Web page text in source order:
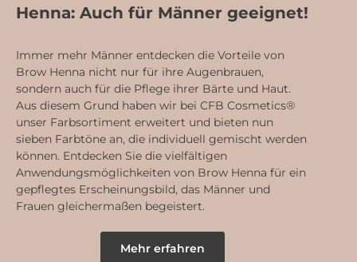
Henna: Auch für Männer geeignet!
Immer mehr Männer entdecken die Vorteile von
Brow Henna nicht nur für ihre Augenbrauen,
sondern auch für die Pflege ihrer Bärte und Haut.
Aus diesem Grund haben wir bei CFB Cosmetics®
unser Farbsortiment erweitert und bieten nun
sieben Farbtöne an, die individuell gemischt werden
können. Entdecken Sie die vielfältigen
Anwendungsmöglichkeiten von Brow Henna für ein
gepflegtes Erscheinungsbild, das Männer und
Frauen gleichermaßen begeistert.
Mehr erfahren